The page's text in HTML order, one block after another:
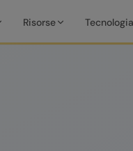
Risorse Tecnologia